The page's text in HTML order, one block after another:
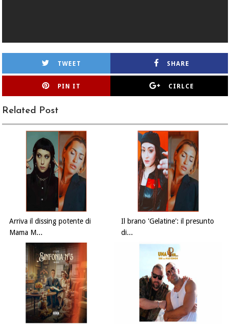
TWEET SHARE
PIN IT CIRLCE
Related Post
Arriva il dissing potente di
Mama M...
Il brano 'Gelatine': il presunto
di...